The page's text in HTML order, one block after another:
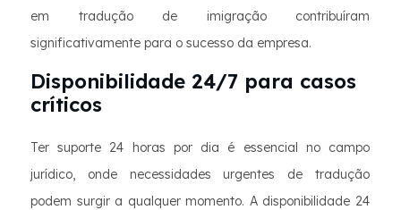
em tradução de imigração contribuíram
significativamente para o sucesso da empresa.
Disponibilidade 24/7 para casos
críticos
Ter suporte 24 horas por dia é essencial no campo
jurídico, onde necessidades urgentes de tradução
podem surgir a qualquer momento. A disponibilidade 24